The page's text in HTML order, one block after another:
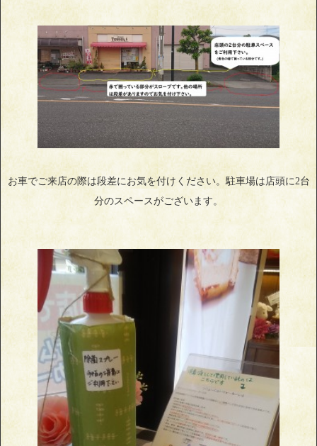
お車でご来店の際は段差にお気を付けください。駐車場は店頭に2台
分のスペースがございます。